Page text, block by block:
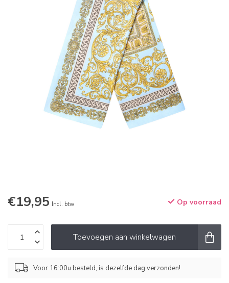
€19,95 Incl. btw Op voorraad
Toevoegen aan winkelwagen
Voor 16:00u besteld, is dezelfde dag verzonden!